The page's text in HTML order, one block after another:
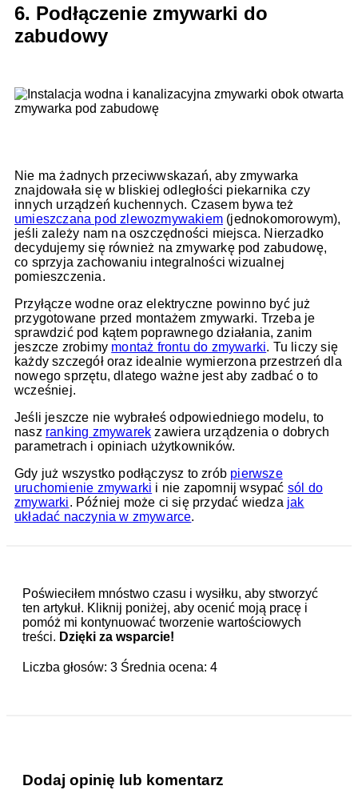
6. Podłączenie zmywarki do
zabudowy
Nie ma żadnych przeciwwskazań, aby zmywarka
znajdowała się w bliskiej odległości piekarnika czy
innych urządzeń kuchennych. Czasem bywa też
umieszczana pod zlewozmywakiem (jednokomorowym),
jeśli zależy nam na oszczędności miejsca. Nierzadko
decydujemy się również na zmywarkę pod zabudowę,
co sprzyja zachowaniu integralności wizualnej
pomieszczenia.
Przyłącze wodne oraz elektryczne powinno być już
przygotowane przed montażem zmywarki. Trzeba je
sprawdzić pod kątem poprawnego działania, zanim
jeszcze zrobimy montaż frontu do zmywarki. Tu liczy się
każdy szczegół oraz idealnie wymierzona przestrzeń dla
nowego sprzętu, dlatego ważne jest aby zadbać o to
wcześniej.
Jeśli jeszcze nie wybrałeś odpowiedniego modelu, to
nasz ranking zmywarek zawiera urządzenia o dobrych
parametrach i opiniach użytkowników.
Gdy już wszystko podłączysz to zrób pierwsze
uruchomienie zmywarki i nie zapomnij wsypać sól do
zmywarki. Później może ci się przydać wiedza jak
układać naczynia w zmywarce.
Poświeciłem mnóstwo czasu i wysiłku, aby stworzyć
ten artykuł. Kliknij poniżej, aby ocenić moją pracę i
pomóż mi kontynuować tworzenie wartościowych
treści. Dzięki za wsparcie!
Liczba głosów: 3 Średnia ocena: 4
Dodaj opinię lub komentarz